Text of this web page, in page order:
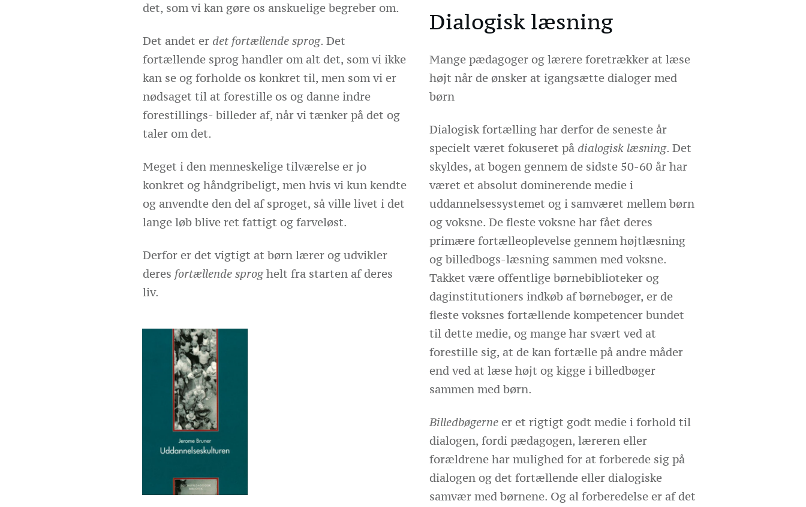
det, som vi kan gøre os anskuelige begreber om.
Det andet er det fortællende sprog. Det
fortællende sprog handler om alt det, som vi ikke
kan se og forholde os konkret til, men som vi er
nødsaget til at forestille os og danne indre
forestillings- billeder af, når vi tænker på det og
taler om det.
Meget i den menneskelige tilværelse er jo
konkret og håndgribeligt, men hvis vi kun kendte
og anvendte den del af sproget, så ville livet i det
lange løb blive ret fattigt og farveløst.
Derfor er det vigtigt at børn lærer og udvikler
deres fortællende sproghelt fra starten af deres
liv.
Dialogisk læsning
Mange pædagoger og lærere foretrækker at læse
højt når de ønsker at igangsætte dialoger med
børn
Dialogisk fortælling har derfor de seneste år
specielt været fokuseret på dialogisk læsning. Det
skyldes, at bogen gennem de sidste 50-60 år har
været et absolut dominerende medie i
uddannelsessystemet og i samværet mellem børn
og voksne. De fleste voksne har fået deres
primære fortælleoplevelse gennem højtlæsning
og billedbogs-læsning sammen med voksne.
Takket være offentlige børnebiblioteker og
daginstitutioners indkøb af børnebøger, er de
fleste voksnes fortællende kompetencer bundet
til dette medie, og mange har svært ved at
forestille sig, at de kan fortælle på andre måder
end ved at læse højt og kigge i billedbøger
sammen med børn.
Billedbøgerneer et rigtigt godt medie i forhold til
dialogen, fordi pædagogen, læreren eller
forældrene har mulighed for at forberede sig på
dialogen og det fortællende eller dialogiske
samvær med børnene. Og al forberedelse er af det